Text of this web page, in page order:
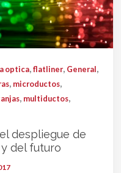
optica,flatliner, General,
, microductos,
, multiductos,
despliegue de
del futuro